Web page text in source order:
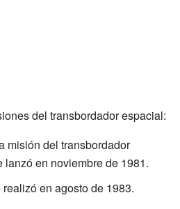
del transbordador espacial:
misión del transbordador
en noviembre de 1981.
en agosto de 1983.